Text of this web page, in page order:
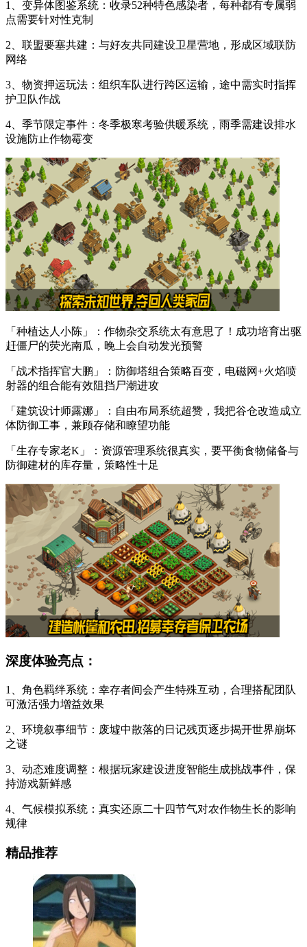
1、变异体图鉴系统：收录52种特色感染者，每种都有专属弱
点需要针对性克制
2、联盟要塞共建：与好友共同建设卫星营地，形成区域联防
网络
3、物资押运玩法：组织车队进行跨区运输，途中需实时指挥
护卫队作战
4、季节限定事件：冬季极寒考验供暖系统，雨季需建设排水
设施防止作物霉变
「种植达人小陈」：作物杂交系统太有意思了！成功培育出驱
赶僵尸的荧光南瓜，晚上会自动发光预警
「战术指挥官大鹏」：防御塔组合策略百变，电磁网+火焰喷
射器的组合能有效阻挡尸潮进攻
「建筑设计师露娜」：自由布局系统超赞，我把谷仓改造成立
体防御工事，兼顾存储和瞭望功能
「生存专家老K」：资源管理系统很真实，要平衡食物储备与
防御建材的库存量，策略性十足
深度体验亮点：
1、角色羁绊系统：幸存者间会产生特殊互动，合理搭配团队
可激活强力增益效果
2、环境叙事细节：废墟中散落的日记残页逐步揭开世界崩坏
之谜
3、动态难度调整：根据玩家建设进度智能生成挑战事件，保
持游戏新鲜感
4、气候模拟系统：真实还原二十四节气对农作物生长的影响
规律
精品推荐